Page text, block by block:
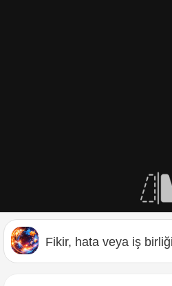
Fikir, hata veya iş